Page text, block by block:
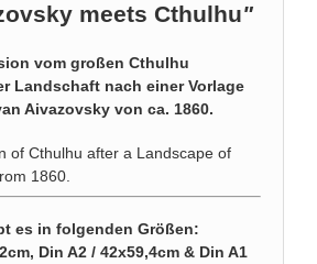
meets Cthulhu"
vom großen Cthulhu
Landschaft nach einer Vorlage
Aivazovsky von ca. 1860.
of Cthulhu after a Landscape of
1860.
es in folgenden Größen:
Din A2 / 42x59,4cm & Din A1